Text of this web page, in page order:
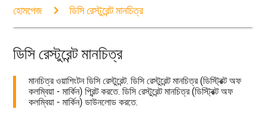
হোমপেজ ডিসি রেস্টুরেন্ট মানচিত্র
ডিসি রেস্টুরেন্ট মানচিত্র
মানচিত্র ওয়াশিংটন ডিসি রেস্টুরেন্ট. ডিসি রেস্টুরেন্ট মানচিত্র (ডিস্ট্রিক্ট অফ
কলম্বিয়া - মার্কিন) প্রিন্ট করতে. ডিসি রেস্টুরেন্ট মানচিত্র (ডিস্ট্রিক্ট অফ
কলম্বিয়া - মার্কিন) ডাউনলোড করতে.